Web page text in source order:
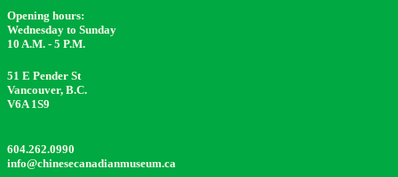
Opening hours:
Wednesday to Sunday
10 A.M. - 5 P.M.
51 E Pender St
Vancouver, B.C.
V6A 1S9
604.262.0990
info@chinesecanadianmuseum.ca